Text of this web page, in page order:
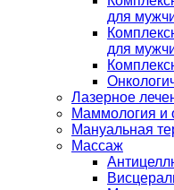
для
для
Лазерное
Маммология и
Мануальная
Массаж